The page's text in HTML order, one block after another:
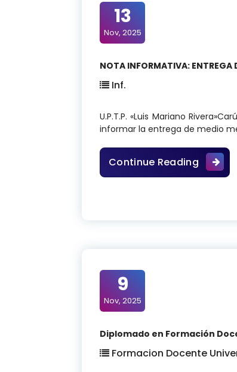
13
Nov, 2025
NOTA INFORMATIVA: ENTREGA
Inf.
U.P.T.P. «Luis Mariano
informar la entrega de medio
Continue ReadingNOTA
9
Nov, 2025
Diplomado en Formación
Formacion Docente